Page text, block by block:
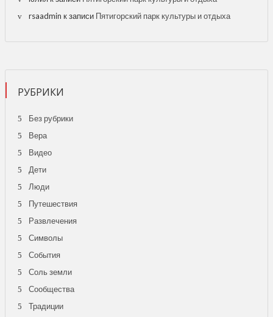
rsaadmin к записи Пятигорский парк культуры и отдыха
РУБРИКИ
Без рубрики
Вера
Видео
Дети
Люди
Путешествия
Развлечения
Символы
События
Соль земли
Сообщества
Традиции